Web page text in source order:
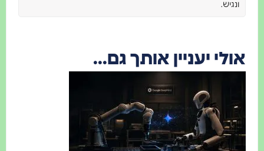
ונגיש.
אולי יעניין אותך גם...